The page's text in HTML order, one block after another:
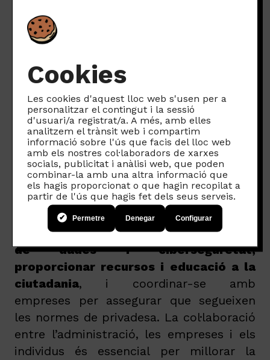
Cookies
Les cookies d'aquest lloc web s'usen per a
personalitzar el contingut i la sessió
d'usuari/a registrat/a. A més, amb elles
analitzem el trànsit web i compartim
informació sobre l'ús que facis del lloc web
amb els nostres col·laboradors de xarxes
socials, publicitat i anàlisi web, que poden
combinar-la amb una altra informació que
els hagis proporcionat o que hagin recopilat a
partir de l'ús que hagis fet dels seus serveis.
Permetre Denegar Configurar
comenta Selva Orejón:
Malauradament, no és possible
esborrar totalment les nostres dades
perquè no totes elles estan indexades
de forma oberta a través de
buscadors. De la mateixa manera que,
degut a l’evolució constant de les
amenaces cibernètiques, és
impossible està totalment protegides
a la xarxa”,afirma.
Així, més enllà del que podem fer en
l’àmbit personal, S. Orejón conclou que
administració té un paper crucial en
establir i fer complirlleis de protecció
de dades i ciberseguretat,
proporcionar recursos i educació a la
ciutadania, i coordinar-se amb
empreses per assegurar que segueixen
les normes de privadesa. La col·laboració
entre l’administració, les empreses i els
individus és essencial per millorar la